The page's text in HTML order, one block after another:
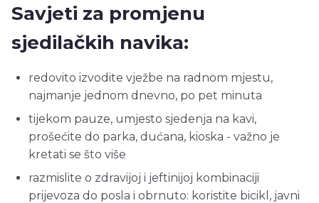
Savjeti za promjenu
sjedilačkih navika:
redovito izvodite vježbe na radnom mjestu,
najmanje jednom dnevno, po pet minuta
tijekom pauze, umjesto sjedenja na kavi,
prošećite do parka, dućana, kioska - važno je
kretati se što više
razmislite o zdravijoj i jeftinijoj kombinaciji
prijevoza do posla i obrnuto: koristite bicikl, javni